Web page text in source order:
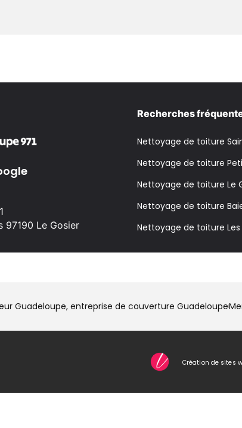
97190 Le Gosier
Recherches
Nettoyage de toiture
Nettoyage de toiture
Nettoyage de toiture Le
Nettoyage de toiture
Nettoyage de toiture
Guadeloupe, entreprise de couverture Guadeloupe
Création de sites